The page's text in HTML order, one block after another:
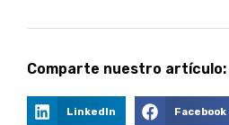
Comparte nuestro artículo:
LinkedIn Facebook